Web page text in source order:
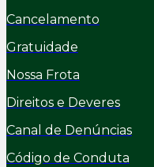
Cancelamento
Gratuidade
Nossa Frota
Direitos e Deveres
Canal de Denúncias
Código de Conduta